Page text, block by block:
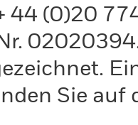
44 (0)20
Sie auf